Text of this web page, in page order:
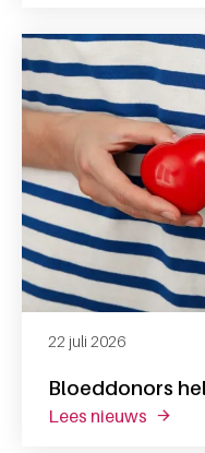
Bloeddonors
22 juli 2026
lees nieuws over